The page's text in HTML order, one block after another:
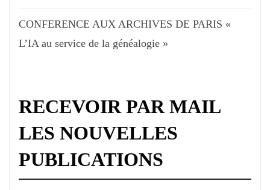
CONFERENCE AUX ARCHIVES DE PARIS «
L’IA au service de la généalogie »
RECEVOIR PAR MAIL
LES NOUVELLES
PUBLICATIONS